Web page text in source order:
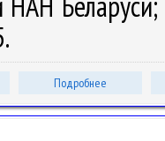
Подробнее